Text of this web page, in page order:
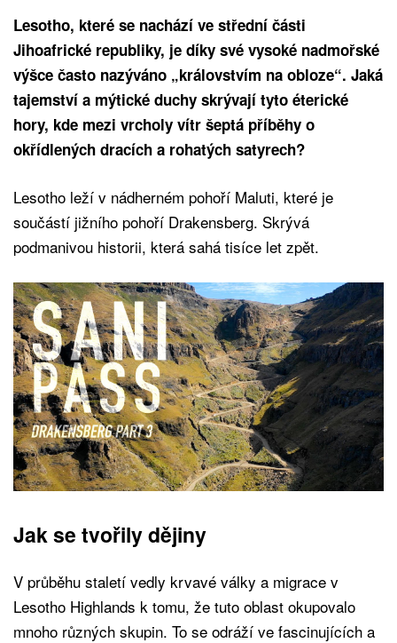
Lesotho, které se nachází ve střední části
Jihoafrické republiky, je díky své vysoké nadmořské
výšce často nazýváno „královstvím na obloze“. Jaká
tajemství a mýtické duchy skrývají tyto éterické
hory, kde mezi vrcholy vítr šeptá příběhy o
okřídlených dracích a rohatých satyrech?
Lesotho leží v nádherném pohoří Maluti, které je
součástí jižního pohoří Drakensberg. Skrývá
podmanivou historii, která sahá tisíce let zpět.
Jak se tvořily dějiny
V průběhu staletí vedly krvavé války a migrace v
Lesotho Highlands k tomu, že tuto oblast okupovalo
mnoho různých skupin. To se odráží ve fascinujících a